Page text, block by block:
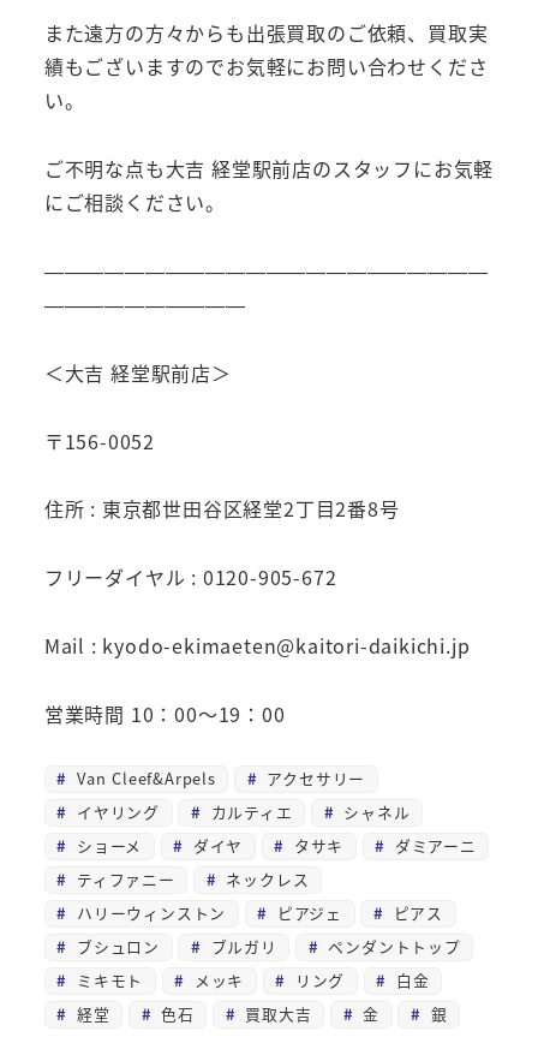
また遠方の方々からも出張買取のご依頼、買取実
績もございますのでお気軽にお問い合わせくださ
い。
ご不明な点も大吉 経堂駅前店のスタッフにお気軽
にご相談ください。
——————————————————————
——————————
＜大吉 経堂駅前店＞
〒156-0052
住所 : 東京都世田谷区経堂2丁目2番8号
フリーダイヤル : 0120-905-672
Mail : kyodo-ekimaeten@kaitori-daikichi.jp
営業時間 10：00～19：00
Van Cleef&Arpels
アクセサリー
イヤリング
カルティエ
シャネル
ショーメ
ダイヤ タサキ
ダミアーニ
ティファニー
ネックレス
ハリーウィンストン
ピアジェ
ピアス
ブシュロン
ブルガリ
ペンダントトップ
ミキモト
メッキ リング
白金
経堂
色石 買取大吉 金 銀